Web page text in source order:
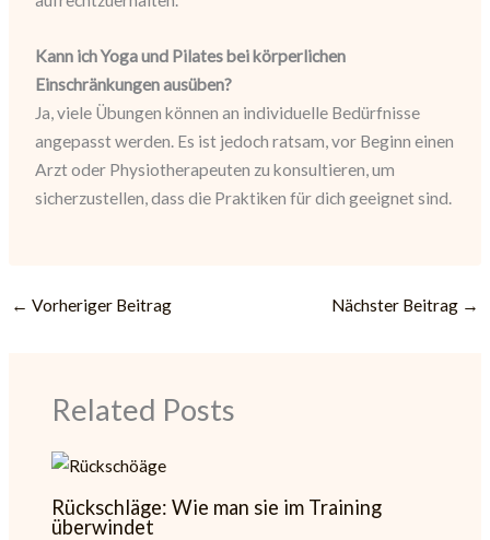
Kann ich Yoga und Pilates bei körperlichen
Einschränkungen ausüben?
Ja, viele Übungen können an individuelle Bedürfnisse
angepasst werden. Es ist jedoch ratsam, vor Beginn einen
Arzt oder Physiotherapeuten zu konsultieren, um
sicherzustellen, dass die Praktiken für dich geeignet sind.
← Vorheriger Beitrag Nächster Beitrag →
Related Posts
Rückschläge: Wie man sie im Training
überwindet